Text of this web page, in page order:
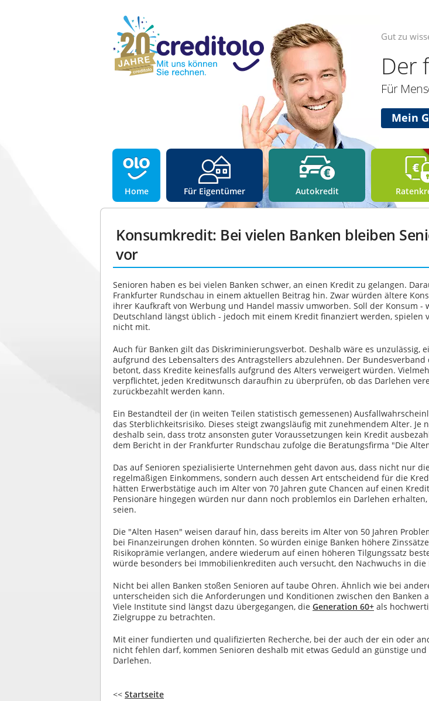
Gut zu
Der
Für
Mein
Home Für Eigentümer Autokredit
Konsumkredit: Bei vielen Banken bleiben
vor
Senioren haben es bei vielen Banken schwer, an einen Kredit zu gelangen.
Frankfurter Rundschau in einem aktuellen Beitrag hin. Zwar würden ältere
ihrer Kaufkraft von Werbung und Handel massiv umworben. Soll der Konsum -
Deutschland längst üblich - jedoch mit einem Kredit finanziert werden, spielen
nicht mit.
Auch für Banken gilt das Diskriminierungsverbot. Deshalb wäre es unzulässig,
aufgrund des Lebensalters des Antragstellers abzulehnen. Der Bundesverband
betont, dass Kredite keinesfalls aufgrund des Alters verweigert würden.
verpflichtet, jeden Kreditwunsch daraufhin zu überprüfen, ob das Darlehen
zurückbezahlt werden kann.
Ein Bestandteil der (in weiten Teilen statistisch gemessenen)
das Sterblichkeitsrisiko. Dieses steigt zwangsläufig mit zunehmendem Alter. Je
deshalb sein, dass trotz ansonsten guter Voraussetzungen kein Kredit
dem Bericht in der Frankfurter Rundschau zufolge die Beratungsfirma "Die
Das auf Senioren spezialisierte Unternehmen geht davon aus, dass nicht nur
regelmäßigen Einkommens, sondern auch dessen Art entscheidend für die
hätten Erwerbstätige auch im Alter von 70 Jahren gute Chancen auf einen
Pensionäre hingegen würden nur dann noch problemlos ein Darlehen
seien.
Die "Alten Hasen" weisen darauf hin, dass bereits im Alter von 50 Jahren
bei Finanzeirungen drohen könnten. So würden einige Banken höhere
Risikoprämie verlangen, andere wiederum auf einen höheren Tilgungssatz
würde besonders bei Immobilienkrediten auch versucht, den Nachwuchs in die
Nicht bei allen Banken stoßen Senioren auf taube Ohren. Ähnlich wie bei
unterscheiden sich die Anforderungen und Konditionen zwischen den Banken
Viele Institute sind längst dazu übergegangen, die Generation 60+ als
Zielgruppe zu betrachten.
Mit einer fundierten und qualifizierten Recherche, bei der auch der ein oder
nicht fehlen darf, kommen Senioren deshalb mit etwas Geduld an günstige
Darlehen.
<< Startseite